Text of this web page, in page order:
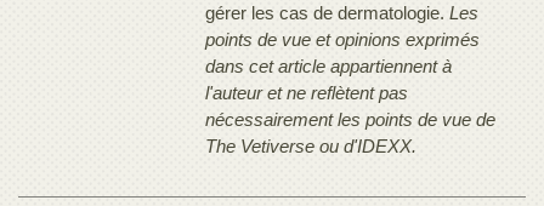
gérer les cas de dermatologie.Les
points de vue et opinions exprimés
dans cet article appartiennent à
l'auteur et ne reflètent pas
nécessairement les points de vue de
The Vetiverse ou d'IDEXX.